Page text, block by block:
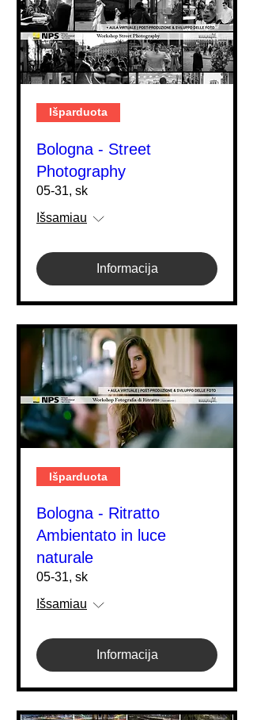
Išparduota
Bologna - Street
Photography
05-31, sk
Išsamiau
Informacija
Išparduota
Bologna - Ritratto
Ambientato in luce
naturale
05-31, sk
Išsamiau
Informacija